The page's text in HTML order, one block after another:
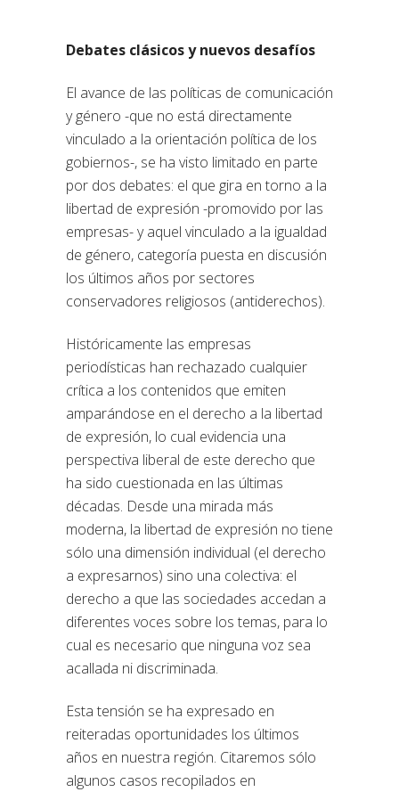
Debates clásicos y nuevos desafíos
El avance de las políticas de comunicación
y género -que no está directamente
vinculado a la orientación política de los
gobiernos-, se ha visto limitado en parte
por dos debates: el que gira en torno a la
libertad de expresión -promovido por las
empresas- y aquel vinculado a la igualdad
de género, categoría puesta en discusión
los últimos años por sectores
conservadores religiosos (antiderechos).
Históricamente las empresas
periodísticas han rechazado cualquier
crítica a los contenidos que emiten
amparándose en el derecho a la libertad
de expresión, lo cual evidencia una
perspectiva liberal de este derecho que
ha sido cuestionada en las últimas
décadas. Desde una mirada más
moderna, la libertad de expresión no tiene
sólo una dimensión individual (el derecho
a expresarnos) sino una colectiva: el
derecho a que las sociedades accedan a
diferentes voces sobre los temas, para lo
cual es necesario que ninguna voz sea
acallada ni discriminada.
Esta tensión se ha expresado en
reiteradas oportunidades los últimos
años en nuestra región. Citaremos sólo
algunos casos recopilados en